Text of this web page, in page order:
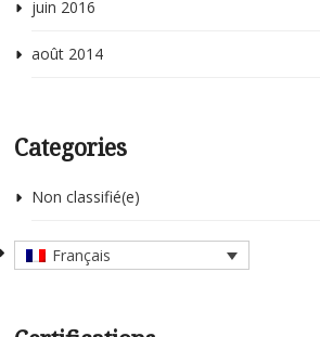
juin 2016
août 2014
Categories
Non classifié(e)
Français